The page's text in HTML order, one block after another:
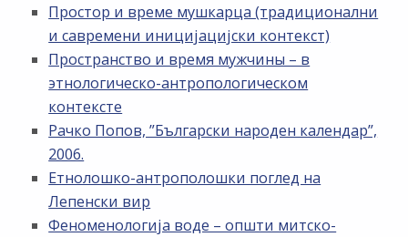
Простор и време мушкарца (традиционални
и савремени иницијацијски контекст)
Пространство и время мужчины – в
этнологическо-антропологическом
контексте
Рачко Попов, ”Български народен календар”,
2006.
Етнолошко-антрополошки поглед на
Лепенски вир
Феноменологија воде – општи митско-